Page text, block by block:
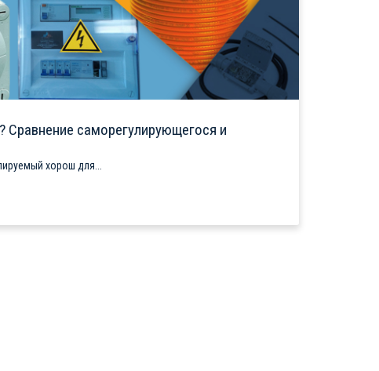
Сравнение саморегулирующегося и
хорош для...